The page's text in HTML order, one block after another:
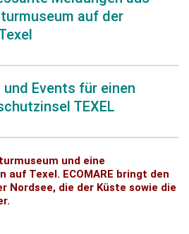
auf der
Events für einen
TEXEL
und eine
Texel. ECOMARE bringt den
Nordsee, die der Küste sowie die